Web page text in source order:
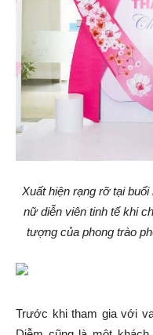
Xuất hiện rạng rỡ tại
nữ diễn viên tinh tế khi
tượng của phong trào
Trước khi tham gia với